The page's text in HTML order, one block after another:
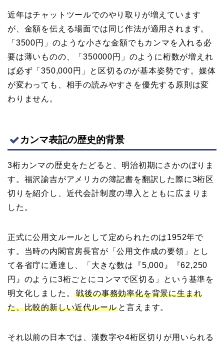
近年はチャットツールでのやり取りが増えています
が、金額を伝える場面では同じ作法が適用されます。
「3500円」のような小さな金額でもカンマを入れる必
要は薄いものの、「350000円」のように桁数が増えれ
ば必ず「350,000円」と区切るのが基本姿勢です。媒体
が変わっても、相手の読みやすさを優先する原則は変
わりません。
カンマ表記の歴史的背景
3桁カンマの歴史をたどると、明治初期にさかのぼりま
す。福沢諭吉がアメリカの簿記書を翻訳した際に3桁区
切りを紹介し、近代会計制度の導入とともに広まりま
した。
正式に公用文ルールとして定められたのは1952年で
す。当時の内閣官房長官が「公用文作成の要領」とし
て各省庁に通達し、「大きな数は『5,000』『62,250
円』のように3桁ごとにコンマで区切る」という基準を
明文化しました。戦後の事務効率化を背景に生まれ
た、比較的新しい近代ルール と言えます。
それ以前の日本では、漢数字や4桁区切りが用いられる